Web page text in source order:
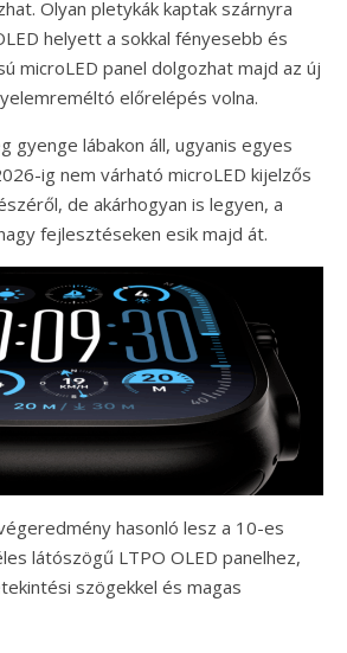
Olyan pletykák kaptak szárnyra
helyett a sokkal fényesebb és
microLED panel dolgozhat majd az új
előrelépés volna.
gyenge lábakon áll, ugyanis egyes
ig nem várható microLED kijelzős
de akárhogyan is legyen, a
fejlesztéseken esik majd át.
hasonló lesz a 10-es
látószögű LTPO OLED panelhez,
szögekkel és magas